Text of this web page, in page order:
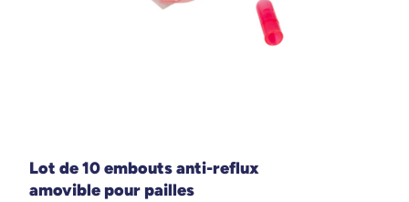
Lot de 10 embouts anti-reflux
amovible pour pailles